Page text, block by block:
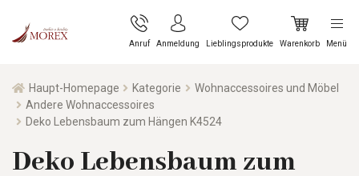
Anruf Anmeldung Lieblingsprodukte Warenkorb Menü
Haupt-Homepage Kategorie
Wohnaccessoires und Möbel
Andere Wohnaccessoires
Deko Lebensbaum zum Hängen K4524
Deko Lebensbaum zum